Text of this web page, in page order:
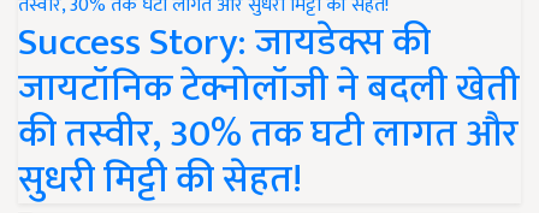
Success Story: जायडेक्स की
जायटॉनिक टेक्नोलॉजी ने बदली खेती
की तस्वीर, 30% तक घटी लागत और
सुधरी मिट्टी की सेहत!